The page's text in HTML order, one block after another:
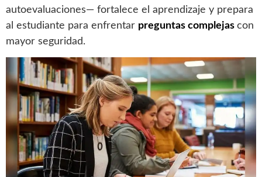
autoevaluaciones— fortalece el aprendizaje y prepara
al estudiante para enfrentar preguntas complejas con
mayor seguridad.